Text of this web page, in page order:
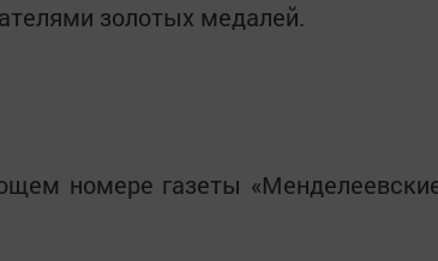
золотых медалей.
номере газеты